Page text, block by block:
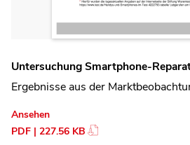
Untersuchung Smartphone-
Ergebnisse aus der
Ansehen
PDF | 227.56 KB